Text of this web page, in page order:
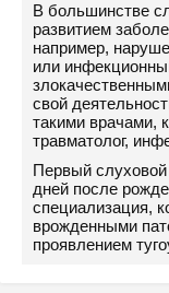
В большинстве
развитием
например,
или
свой
такими врачами,
травматолог,
Первый слуховой
дней после
специализация,
врожденными
проявлением